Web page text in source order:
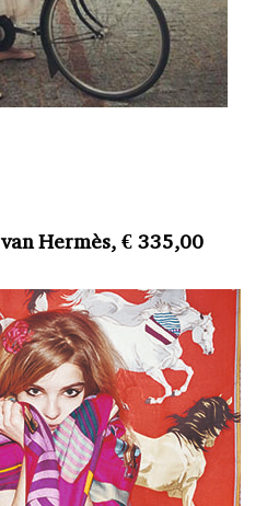
Hermès, € 335,00